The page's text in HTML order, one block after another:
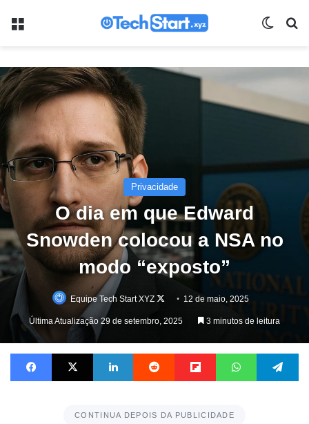
Menu
Privacidade
O dia em que Edward
Snowden colocou a NSA no
modo “exposto”
Equipe Tech Start XYZ
Follow12 de maio, 2025
Última Atualização 29 de setembro, 2025 3 minutos de leitura
Facebook X Linkedin Reddit Flipboard WhatsApp
CONTINUA DEPOIS DA PUBLICIDADE